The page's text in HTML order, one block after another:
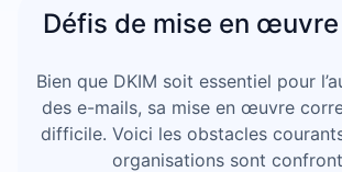
Défis de mise en œuvre
Bien que DKIM soit essentiel pour
des e-mails, sa mise en œuvre
difficile. Voici les obstacles
organisations sont